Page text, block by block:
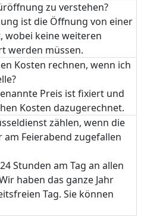
zu verstehen?
ist die Öffnung von einer
wobei keine weiteren
werden müssen.
Kosten rechnen, wenn ich
Preis ist fixiert und
Kosten dazugerechnet.
zählen, wenn die
Feierabend zugefallen
Stunden am Tag an allen
haben das ganze Jahr
Tag. Sie können